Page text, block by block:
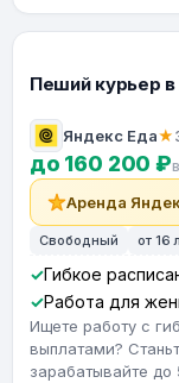
Пеший курьер
Яндекс Еда★
до 160 200 ₽
Аренда
Свободный от 16
Гибкое
Работа для
Ищете работу с
выплатами?
зарабатывайте до